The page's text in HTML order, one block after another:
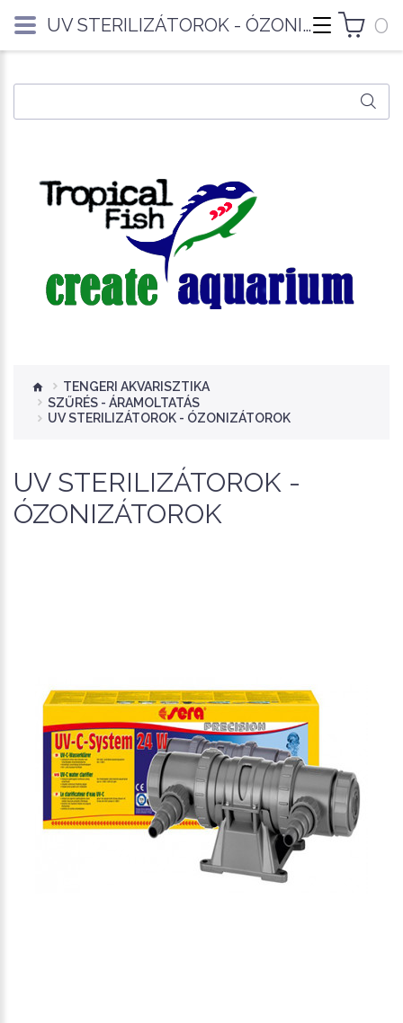
0
TENGERI AKVARISZTIKA
SZŰRÉS - ÁRAMOLTATÁS
UV STERILIZÁTOROK - ÓZONIZÁTOROK
UV STERILIZÁTOROK -
ÓZONIZÁTOROK
UV STERILIZÁTOROK - ÓZONIZÁTOROK